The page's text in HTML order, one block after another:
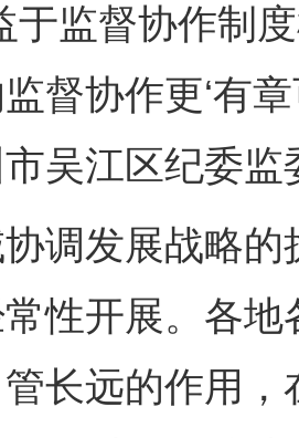
监督协作制度
督协作更‘有
吴江区纪委
发展战略的
性开展。各
长远的作用